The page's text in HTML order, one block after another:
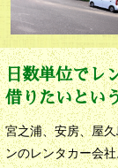
日数単位でレ
借りたいとい
宮之浦、安房、屋
ンのレンタカー会